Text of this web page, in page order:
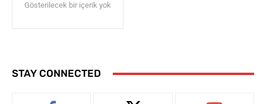
Gösterilecek bir içerik yok
STAY CONNECTED